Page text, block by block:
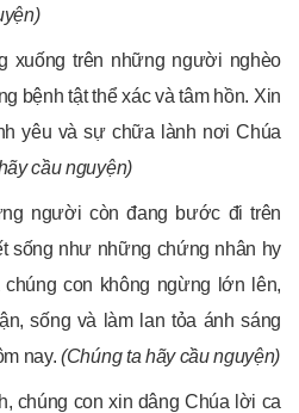
xuống trên những người nghèo
bệnh tật thể xác và tâm hồn. Xin
yêu và sự chữa lành nơi Chúa
cầu nguyện)
người còn đang bước đi trên
sống như những chứng nhân hy
con không ngừng lớn lên,
sống và làm lan tỏa ánh sáng
nay.(Chúng ta hãy cầu nguyện)
chúng con xin dâng Chúa lời ca